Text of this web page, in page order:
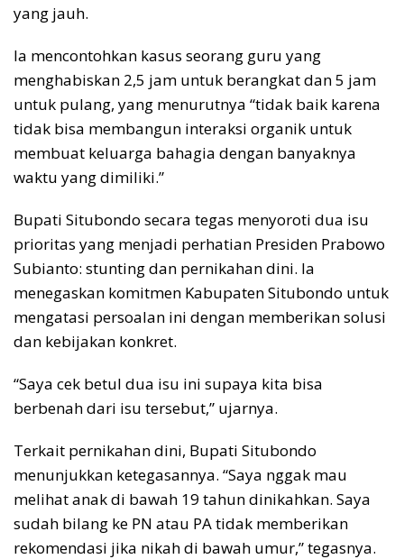
yang jauh.
Ia mencontohkan kasus seorang guru yang
menghabiskan 2,5 jam untuk berangkat dan 5 jam
untuk pulang, yang menurutnya “tidak baik karena
tidak bisa membangun interaksi organik untuk
membuat keluarga bahagia dengan banyaknya
waktu yang dimiliki.”
Bupati Situbondo secara tegas menyoroti dua isu
prioritas yang menjadi perhatian Presiden Prabowo
Subianto: stunting dan pernikahan dini. Ia
menegaskan komitmen Kabupaten Situbondo untuk
mengatasi persoalan ini dengan memberikan solusi
dan kebijakan konkret.
“Saya cek betul dua isu ini supaya kita bisa
berbenah dari isu tersebut,” ujarnya.
Terkait pernikahan dini, Bupati Situbondo
menunjukkan ketegasannya. “Saya nggak mau
melihat anak di bawah 19 tahun dinikahkan. Saya
sudah bilang ke PN atau PA tidak memberikan
rekomendasi jika nikah di bawah umur,” tegasnya.